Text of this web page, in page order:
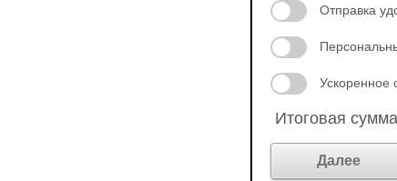
Отправка
Ускоренное
Итоговая